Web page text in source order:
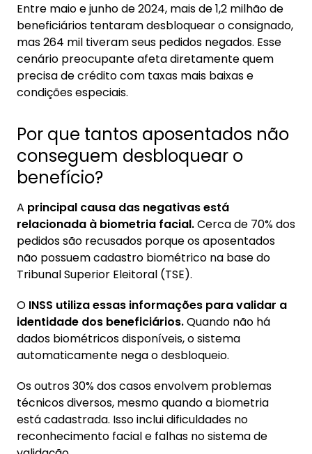
3. Passo a passo para desbloquear o
consignado
3.1. Quando o desbloqueio é negado
4. O que fazer depois de desbloquear o
benefício?
Entre maio e junho de 2024, mais de 1,2 milhão de
beneficiários tentaram desbloquear o consignado,
mas 264 mil tiveram seus pedidos negados. Esse
cenário preocupante afeta diretamente quem
precisa de crédito com taxas mais baixas e
condições especiais.
Por que tantos aposentados não
conseguem desbloquear o
benefício?
A principal causa das negativas está
relacionada à biometria facial.Cerca de 70% dos
pedidos são recusados porque os aposentados
não possuem cadastro biométrico na base do
Tribunal Superior Eleitoral (TSE).
O INSS utiliza essas informações para validar a
identidade dos beneficiários.Quando não há
dados biométricos disponíveis, o sistema
automaticamente nega o desbloqueio.
Os outros 30% dos casos envolvem problemas
técnicos diversos, mesmo quando a biometria
está cadastrada. Isso inclui dificuldades no
reconhecimento facial e falhas no sistema de